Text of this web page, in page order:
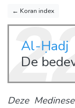
← Koran index
Al-Ḥadj
De
Deze